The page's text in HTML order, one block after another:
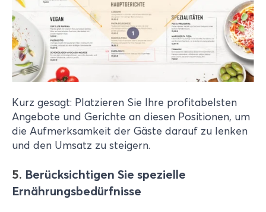
Kurz gesagt: Platzieren Sie Ihre profitabelsten
Angebote und Gerichte an diesen Positionen, um
die Aufmerksamkeit der Gäste darauf zu lenken
und den Umsatz zu steigern.
5. Berücksichtigen Sie spezielle
Ernährungsbedürfnisse